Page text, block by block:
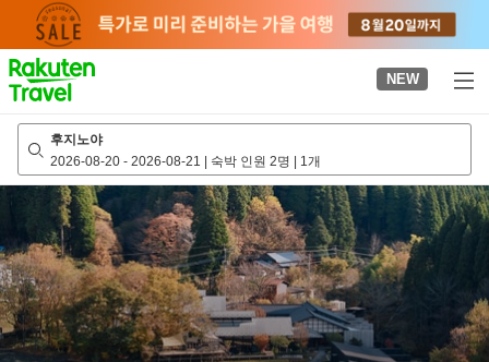
page
NEW
후지노야
2026-08-20 - 2026-08-21 | 숙박 인원 2명 | 1개